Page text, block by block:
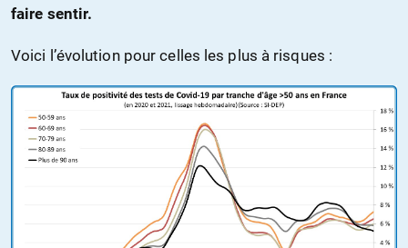
faire sentir.
Voici l’évolution pour celles les plus à risques :